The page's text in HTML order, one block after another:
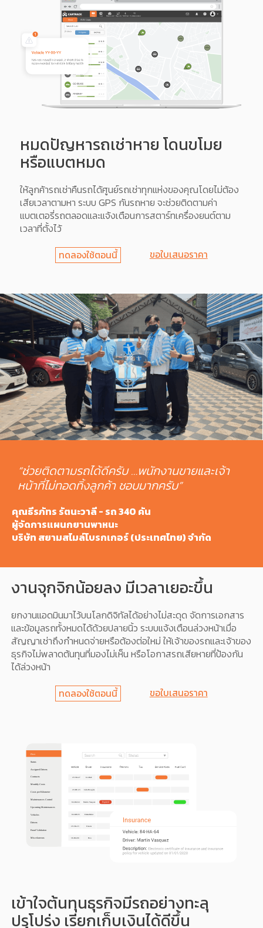
หมดปัญหารถเช่าหาย โดนขโมย
หรือแบตหมด
ให้ลูกค้ารถเช่าคืนรถได้ศูนย์รถเช่าทุกแห่งของคุณโดยไม่ต้อง
เสียเวลาตามหา ระบบ GPS กันรถหาย จะช่วยติดตามค่า
แบตเตอรี่รถตลอดและแจ้งเตือนการสตาร์ทเครื่องยนต์ตาม
เวลาที่ตั้งไว้
ทดลองใช้ตอนนี้ ขอใบเสนอราคา
“ช่วยติดตามรถได้ดีครับ …พนักงานขายและเจ้า
หน้าที่ไม่ทอดทิ้งลูกค้า ชอบมากครับ”
คุณธีรภัทร รัตนะวาลี - รถ 340 คัน
ผู้จัดการแผนกยานพาหนะ
บริษัท สยามสไมล์โบรกเกอร์ (ประเทศไทย) จำกัด
งานจุกจิกน้อยลง มีเวลาเยอะขึ้น
ยกงานแอดมินมาไว้บนโลกดิจิทัลได้อย่างไม่สะดุด จัดการเอกสาร
และข้อมูลรถทั้งหมดได้ด้วยปลายนิ้ว ระบบแจ้งเตือนล่วงหน้าเมื่อ
สัญญาเช่าถึงกำหนดจ่ายหรือต้องต่อใหม่ ให้เจ้าของรถและเจ้าของ
ธุรกิจไม่พลาดต้นทุนที่มองไม่เห็น หรือโอกาสรถเสียหายที่ป้องกัน
ได้ล่วงหน้า
ทดลองใช้ตอนนี้ ขอใบเสนอราคา
เข้าใจต้นทุนธุรกิจมีรถอย่างทะลุ
ปรุโปร่ง เรียกเก็บเงินได้ดีขึ้น